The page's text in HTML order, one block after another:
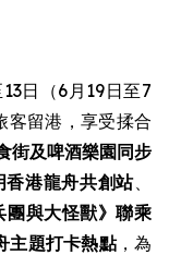
日（6月19日至7
客留港，享受揉合
街及啤酒樂園同步
香港龍舟共創站、
團與大怪獸》聯乘
主題打卡熱點，為